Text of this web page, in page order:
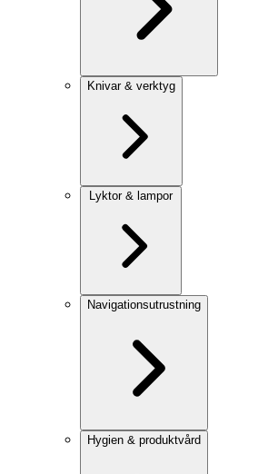
Knivar & verktyg
Lyktor & lampor
Navigationsutrustning
Hygien & produktvård